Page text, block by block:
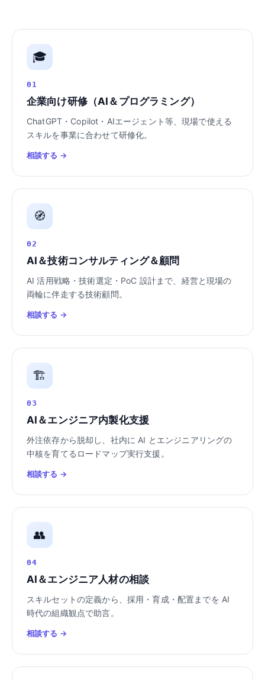
🎓
01
企業向け研修（AI＆プログラミング）
ChatGPT・Copilot・AIエージェント等、現場で使える
スキルを事業に合わせて研修化。
相談する →
🧭
02
AI＆技術コンサルティング＆顧問
AI 活用戦略・技術選定・PoC 設計まで、経営と現場の
両輪に伴走する技術顧問。
相談する →
🏗️
03
AI＆エンジニア内製化支援
外注依存から脱却し、社内に AI とエンジニアリングの
中核を育てるロードマップ実行支援。
相談する →
👥
04
AI＆エンジニア人材の相談
スキルセットの定義から、採用・育成・配置までを AI
時代の組織観点で助言。
相談する →